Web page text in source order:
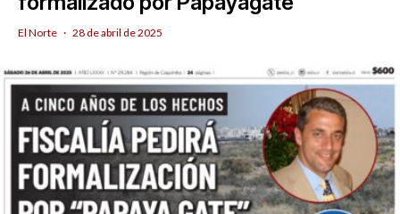
El Norte · 28 de abril de 2025